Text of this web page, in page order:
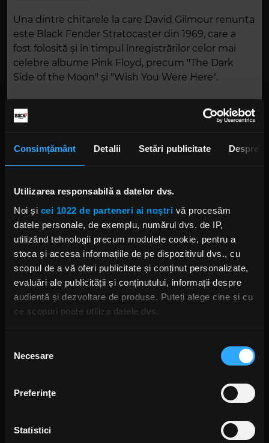
Consimțământ Detalii Setări publicitate Despre
Utilizarea responsabilă a datelor dvs.
Noi și cei 1022 de parteneri ai noștri vă procesăm
datele personale, de exemplu, numărul dvs. de IP,
utilizând tehnologii precum modulele cookie, pentru a
stoca și accesa informațiile de pe dispozitivul dvs., cu
scopul de a vă oferi publicitate și conținut personalizate,
evaluări ale publicității și conținutului, informații despre
audiență și dezvoltare de produse. Puteți alege cine și cu
ce scopuri poate utiliza datele dvs.
Să colectăm informațiile cu privire la locația dvs.
Să vă identificăm dispozitivul scanândul-l în mod
activ după caracteristici specifice (amprentare)
dvs. personale și configurați-vă preferințele la
secțiunea
consimțământului
Necesare
Preferinţe
Statistici
Una dintre chitarele la care David Gilmour renunta
este Black Fender Stratocaster din 1969, care a
fost folosită și în timpul înregistrărilor celor mai
celebre albume Pink Floyd, precum "The Dark
Side of the Moon" și "Wish You Were Here".
ajungă la 150 mii de dolari. Chitara Stratocaster
"Another Brick In the Wall" ar putea să ajungă și
Foto: Getty Images/ Guliver.
DAVID GILMOUR LICITATIE CARITABILA DAVID GILMOUR
Rock News
Green Day a lansat un canal
YouTube cu transmisie non-stop
Yngwie Malmsteen anunță